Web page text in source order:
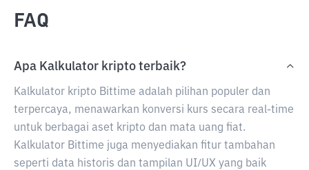
FAQ
Apa Kalkulator kripto terbaik?
Kalkulator kripto Bittime adalah pilihan populer dan
terpercaya, menawarkan konversi kurs secara real-time
untuk berbagai aset kripto dan mata uang fiat.
Kalkulator Bittime juga menyediakan fitur tambahan
seperti data historis dan tampilan UI/UX yang baik